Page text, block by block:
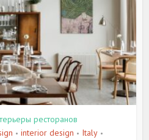
ресторанов
• interior design • Italy •